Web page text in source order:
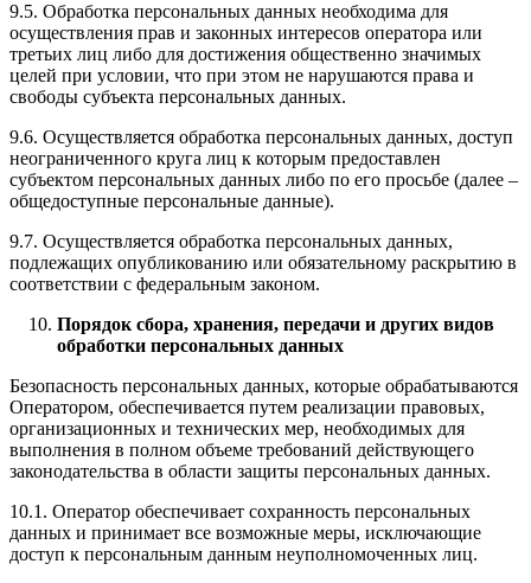
9.5. Обработка персональных данных необходима для
осуществления прав и законных интересов оператора или
третьих лиц либо для достижения общественно значимых
целей при условии, что при этом не нарушаются права и
свободы субъекта персональных данных.
9.6. Осуществляется обработка персональных данных, доступ
неограниченного круга лиц к которым предоставлен
субъектом персональных данных либо по его просьбе (далее –
общедоступные персональные данные).
9.7. Осуществляется обработка персональных данных,
подлежащих опубликованию или обязательному раскрытию в
соответствии с федеральным законом.
Порядок сбора, хранения, передачи и других видов
обработки персональных данных
Безопасность персональных данных, которые обрабатываются
Оператором, обеспечивается путем реализации правовых,
организационных и технических мер, необходимых для
выполнения в полном объеме требований действующего
законодательства в области защиты персональных данных.
10.1. Оператор обеспечивает сохранность персональных
данных и принимает все возможные меры, исключающие
доступ к персональным данным неуполномоченных лиц.